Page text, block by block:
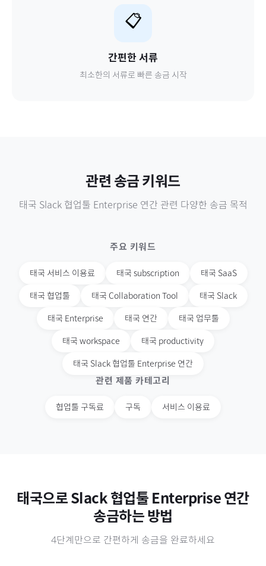
📋
간편한 서류
최소한의 서류로 빠른 송금 시작
관련 송금 키워드
태국 Slack 협업툴 Enterprise 연간 관련 다양한 송금 목적
주요 키워드
태국 서비스 이용료 태국 subscription 태국 SaaS
태국 협업툴 태국 Collaboration Tool 태국 Slack
태국 Enterprise 태국 연간 태국 업무툴
태국 workspace 태국 productivity
태국 Slack 협업툴 Enterprise 연간
관련 제품 카테고리
협업툴 구독료 구독 서비스 이용료
태국으로 Slack 협업툴 Enterprise 연간
송금하는 방법
4단계만으로 간편하게 송금을 완료하세요